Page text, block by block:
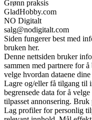
Grønn praksis
GladHobby.com
NO Digitalt
salg@nodigitalt.com
Siden fungerer best med
bruken her.
Denne nettsiden bruker
sammen med partnere for
velge hvordan dataene
Lagre og/eller få tilgang til
begrensede data for å
tilpasset annonsering.
Lag profiler for personlig